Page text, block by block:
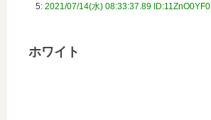
5: 2021/07/14(水) 08:33:37.89 ID:11ZnO0YF0
ホワイト